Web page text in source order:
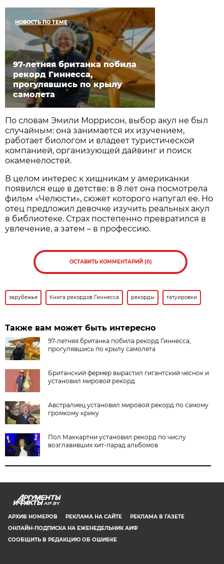
НОВОСТЬ ПО ТЕМЕ
97-летняя британка побила
рекорд Гиннесса,
прогулявшись по крылу
самолета
По словам Эмили Моррисон, выбор акул не был
случайным: она занимается их изучением,
работает биологом и владеет туристической
компанией, организующей дайвинг и поиск
окаменелостей.
В целом интерес к хищникам у американки
появился еще в детстве: в 8 лет она посмотрела
фильм «Челюсти», сюжет которого напугал ее. Но
отец предложил девочке изучить реальных акул
в библиотеке. Страх постепенно превратился в
увлечение, а затем – в профессию.
ОСТАВИТЬ КОММЕНТАРИЙ (0)
зарубежье Книга рекордов Гиннесса рекорды татуировки
Также вам может быть интересно
97-летняя британка побила рекорд Гиннесса,
прогулявшись по крылу самолета
Британский фермер вырастил гигантский чеснок и
установил мировой рекорд
Австралиец установил мировой рекорд по самому
громкому крику
Пол Маккартни установил рекорд по числу
возглавивших хит-парад альбомов
AIF.BY
АРХИВ НОМЕРОВ РЕКЛАМА НА САЙТЕ
РЕКЛАМА В ГАЗЕТЕ
ОНЛАЙН-ПОДПИСКА НА ЕЖЕНЕДЕЛЬНИК АИФ
СООБЩИТЬ В РЕДАКЦИЮ ОБ ОШИБКЕ